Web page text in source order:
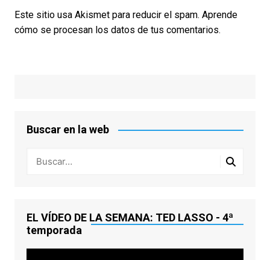
Este sitio usa Akismet para reducir el spam. Aprende
cómo se procesan los datos de tus comentarios.
Buscar en la web
EL VÍDEO DE LA SEMANA: TED LASSO - 4ª
temporada